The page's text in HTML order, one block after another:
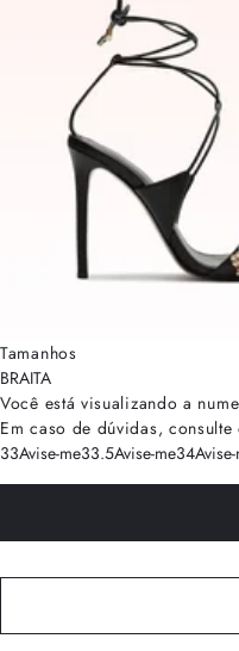
Tamanhos
BRAITA
Você está visualizando a
Em caso de dúvidas, consulte
33Avise-me33.5Avise-me34